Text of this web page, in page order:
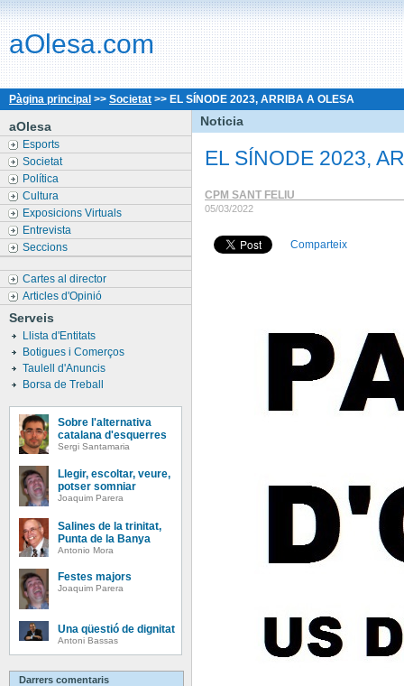
aOlesa.com
Pàgina principal >> Societat >> EL SÍNODE 2023, ARRIBA A OLESA
aOlesa
Esports
Societat
Política
Cultura
Exposicions Virtuals
Entrevista
Seccions
Cartes al director
Articles d'Opinió
Serveis
Llista d'Entitats
Botigues i Comerços
Taulell d'Anuncis
Borsa de Treball
Sobre l'alternativa
catalana d'esquerres
Sergi Santamaria
Llegir, escoltar, veure,
potser somniar
Joaquim Parera
Salines de la trinitat,
Punta de la Banya
Antonio Mora
Festes majors
Joaquim Parera
Una qüestió de dignitat
Antoni Bassas
Darrers comentaris
Noticia
EL SÍNODE 2023,
CPM SANT FELIU
05/03/2022
Comparteix